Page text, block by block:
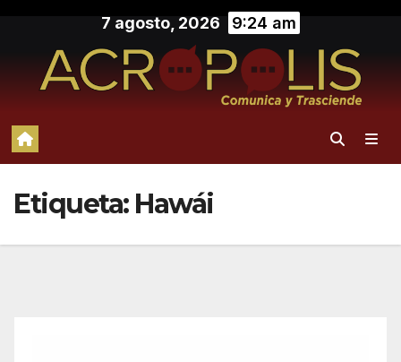
contenido
7 agosto, 2026 9:24 am
Etiqueta: Hawái